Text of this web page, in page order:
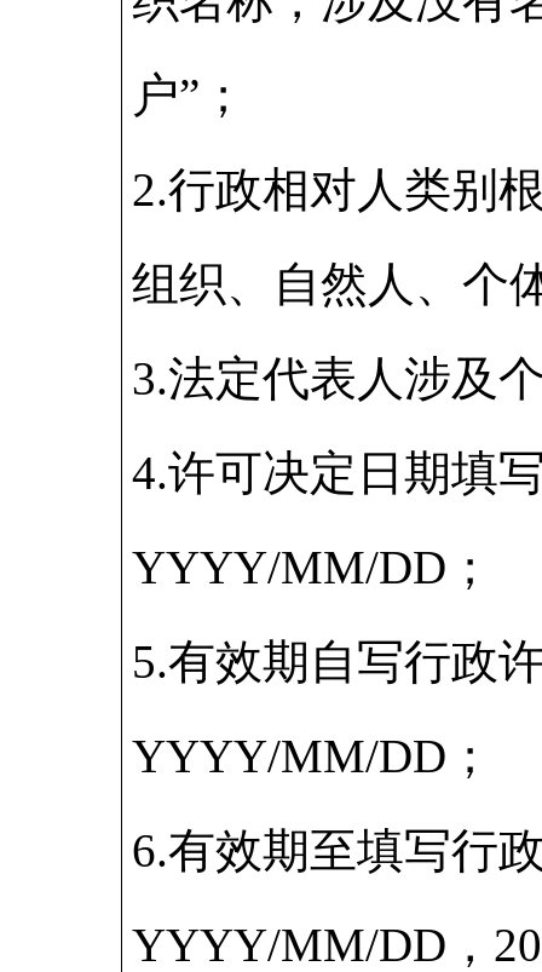
户”；
2.行政相对人类别
组织、自然人、个
3.法定代表人涉及
4.许可决定日期填
YYYY/MM/DD；
5.有效期自写行政
YYYY/MM/DD；
6.有效期至填写行
YYYY/MM/DD，